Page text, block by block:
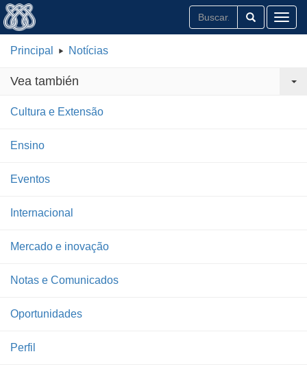
Principal Notícias
Vea también
Cultura e Extensão
Ensino
Eventos
Internacional
Mercado e inovação
Notas e Comunicados
Oportunidades
Perfil